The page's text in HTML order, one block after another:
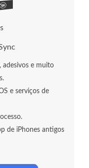
adesivos e muito
e serviços de
de iPhones antigos